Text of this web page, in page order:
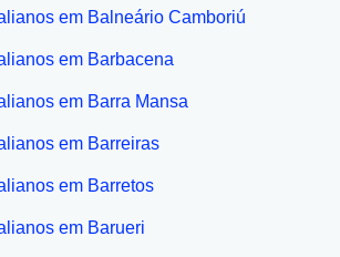
em Balneário Camboriú
em Barbacena
em Barra Mansa
em Barreiras
em Barretos
em Barueri